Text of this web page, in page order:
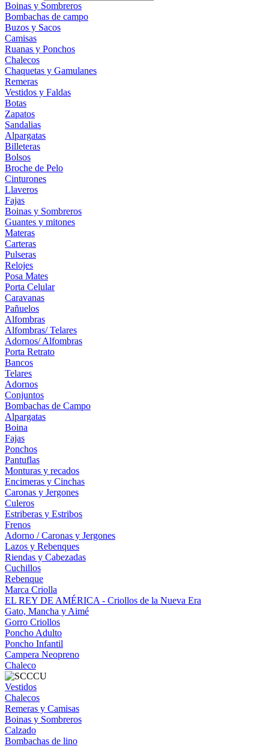
Boinas y Sombreros
Bombachas de campo
Buzos y Sacos
Camisas
Ruanas y Ponchos
Chalecos
Chaquetas y Gamulanes
Remeras
Vestidos y Faldas
Botas
Zapatos
Sandalias
Alpargatas
Billeteras
Bolsos
Broche de Pelo
Cinturones
Llaveros
Fajas
Boinas y Sombreros
Guantes y mitones
Materas
Carteras
Pulseras
Relojes
Posa Mates
Porta Celular
Caravanas
Pañuelos
Alfombras
Alfombras/ Telares
Adornos/ Alfombras
Porta Retrato
Bancos
Telares
Adornos
Conjuntos
Bombachas de Campo
Alpargatas
Boina
Fajas
Ponchos
Pantuflas
Monturas y recados
Encimeras y Cinchas
Caronas y Jergones
Culeros
Estriberas y Estribos
Frenos
Adorno / Caronas y Jergones
Lazos y Rebenques
Riendas y Cabezadas
Cuchillos
Rebenque
Marca Criolla
EL REY DE AMÉRICA - Criollos de la Nueva Era
Gato, Mancha y Aimé
Gorro Criollos
Poncho Adulto
Poncho Infantil
Campera Neopreno
Chaleco
Vestidos
Chalecos
Remeras y Camisas
Boinas y Sombreros
Calzado
Bombachas de lino